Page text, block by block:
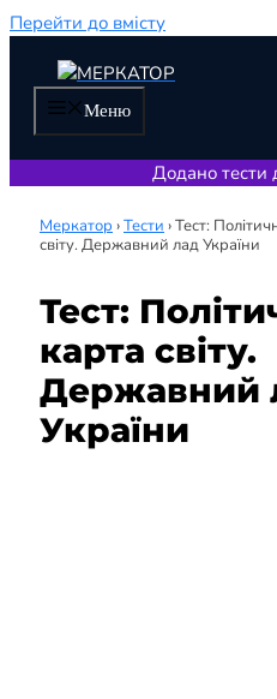
Перейти до вмісту
Меню
Додано тести
Меркатор ›Тести ›Тест:
світу. Державний лад України
Тест:
карта світу.
Державний
України